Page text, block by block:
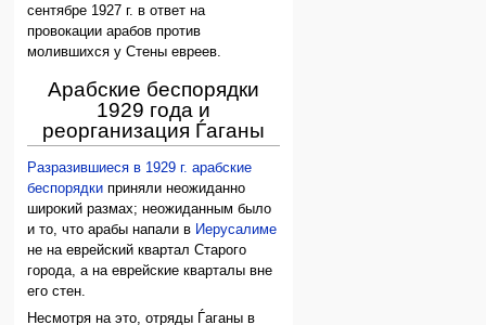
сентябре 1927 г. в ответ на
провокации арабов против
молившихся у Стены евреев.
Арабские беспорядки
1929 года и
реорганизация Ѓаганы
Разразившиеся в 1929 г. арабские
беспорядки приняли неожиданно
широкий размах; неожиданным было
и то, что арабы напали в Иерусалиме
не на еврейский квартал Старого
города, а на еврейские кварталы вне
его стен.
Несмотря на это, отряды Ѓаганы в